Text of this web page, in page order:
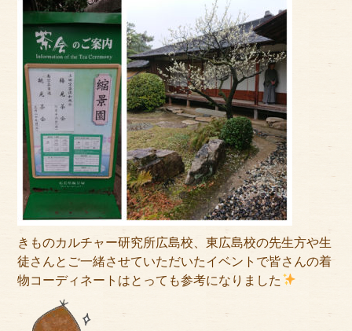
お客様の声
プライバシーポリシー
サイトマップ
きものカルチャー研究所広島校、東広島校の先生方や生
徒さんとご一緒させていただいたイベントで皆さんの着
物コーディネートはとっても参考になりました